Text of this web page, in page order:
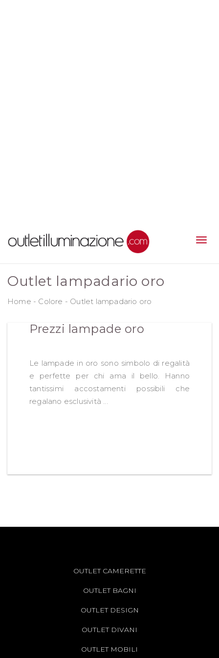
Outlet lampadario oro
Home - Colore - Outlet lampadario oro
Prezzi lampade oro
Le lampade in oro sono simbolo di regalità
e perfette per chi ama il bello. Hanno
tantissimi accostamenti possibili che
regalano esclusività ...
OUTLET CAMERETTE
OUTLET BAGNI
OUTLET DESIGN
OUTLET DIVANI
OUTLET MOBILI